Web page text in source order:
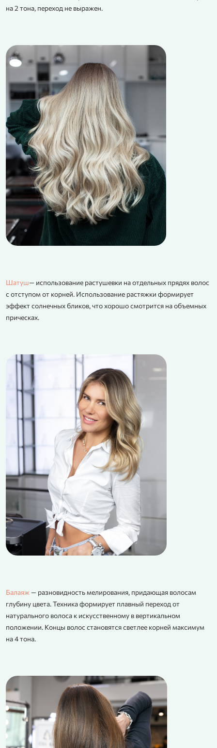
на 2 тона, переход не выражен.
Шатуш— использование растушевки на отдельных прядях волос
с отступом от корней. Использование растяжки формирует
эффект солнечных бликов, что хорошо смотрится на объемных
прическах.
Балаяж — разновидность мелирования, придающая волосам
глубину цвета. Техника формирует плавный переход от
натурального волоса к искусственному в вертикальном
положении. Концы волос становятся светлее корней максимум
на 4 тона.